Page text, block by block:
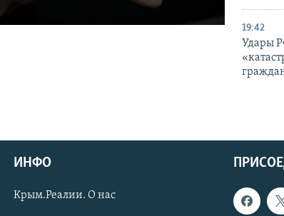
19:42
Удары
ИНФО
Крым.Реалии. О нас